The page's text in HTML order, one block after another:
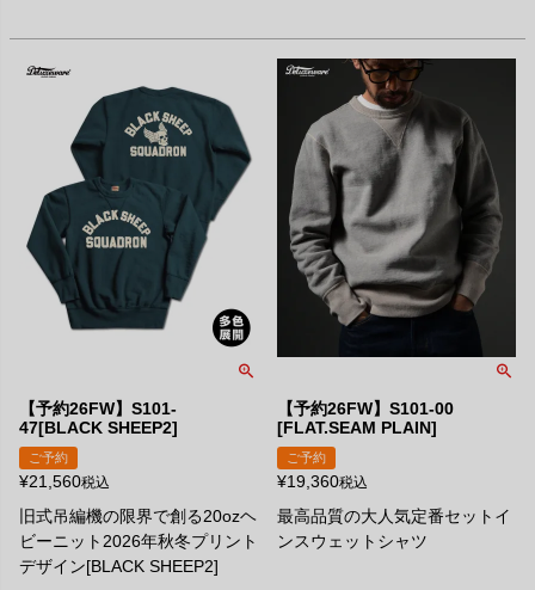
【予約26FW】S101-
47[BLACK SHEEP2]
ご予約
¥21,560税込
旧式吊編機の限界で創る20ozヘ
ビーニット2026年秋冬プリント
デザイン[BLACK SHEEP2]
【予約26FW】S101-00
[FLAT.SEAM PLAIN]
ご予約
¥19,360税込
最高品質の大人気定番セットイ
ンスウェットシャツ